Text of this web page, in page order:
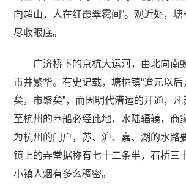
向超山，人在红霞翠霭间”。观近处，塘
尽收眼底。
广济桥下的京杭大运河，由北向南
市井繁华。有史记载，塘栖镇“迨元以
矣，市聚矣”，而因明代漕运的开通，
至杭州的商船必经此地，水陆辐辏，商
为杭州的门户，苏、沪、嘉、湖的水路
镇上的弄堂据称有七十二条半，石桥三
小镇人烟有多么稠密。